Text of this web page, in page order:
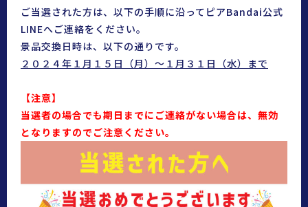
ご当選された方は、以下の手順に沿ってピアBandai公式
LINEへご連絡をください。
景品交換日時は、以下の通りです。
２０２４年１月１５日（月）〜１月３１日（水）まで
【注意】
当選者の場合でも期日までにご連絡がない場合は、無効
となりますのでご注意ください。